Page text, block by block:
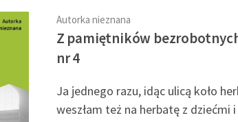
Autorka nieznana
Z pamiętników
nr 4
Ja jednego razu, idąc ulicą koło
weszłam też na herbatę z dziećmi